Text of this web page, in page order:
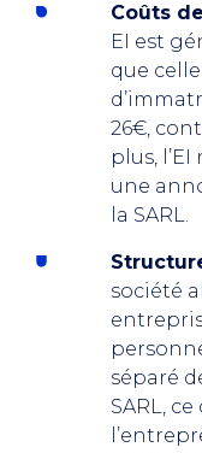
Coûts
EI est
que celle
26€,
plus,
une
la SARL.
société
séparé
SARL,